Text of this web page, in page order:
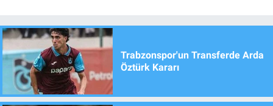
Trabzonspor'un Transferde Arda
Öztürk Kararı